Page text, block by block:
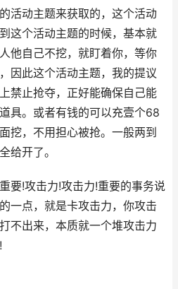
活动主题来获取的，这个活动
这个活动主题的时候，基本就
他自己不挖，就盯着你，等你
因此这个活动主题，我的提议
禁止抢夺，正好能确保自己能
具。或者有钱的可以充壹个68
挖，不用担心被抢。一般两到
给开了。
!攻击力!攻击力!重要的事务说
一点，就是卡攻击力，你攻击
不出来，本质就一个堆攻击力